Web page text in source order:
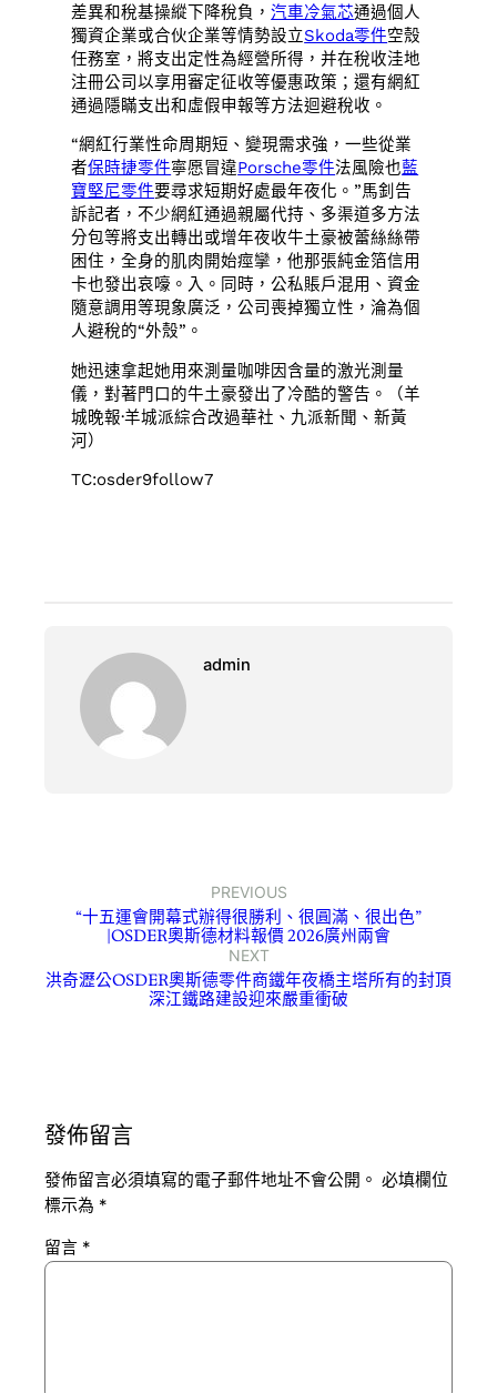
差異和稅基操縱下降稅負，汽車冷氣芯通過個人
獨資企業或合伙企業等情勢設立Skoda零件空殼
任務室，將支出定性為經營所得，并在稅收洼地
注冊公司以享用審定征收等優惠政策；還有網紅
通過隱瞞支出和虛假申報等方法迴避稅收。
“網紅行業性命周期短、變現需求強，一些從業
者保時捷零件寧愿冒違Porsche零件法風險也藍
寶堅尼零件要尋求短期好處最年夜化。”馬釗告
訴記者，不少網紅通過親屬代持、多渠道多方法
分包等將支出轉出或增年夜收牛土豪被蕾絲絲帶
困住，全身的肌肉開始痙攣，他那張純金箔信用
卡也發出哀嚎。入。同時，公私賬戶混用、資金
隨意調用等現象廣泛，公司喪掉獨立性，淪為個
人避稅的“外殼”。
她迅速拿起她用來測量咖啡因含量的激光測量
儀，對著門口的牛土豪發出了冷酷的警告。（羊
城晚報·羊城派綜合改過華社、九派新聞、新黃
河）
TC:osder9follow7
admin
PREVIOUS
“十五運會開幕式辦得很勝利、很圓滿、很出色”
|OSDER奧斯德材料報價 2026廣州兩會
NEXT
洪奇瀝公OSDER奧斯德零件商鐵年夜橋主塔所有的封頂
深江鐵路建設迎來嚴重衝破
發佈留言
發佈留言必須填寫的電子郵件地址不會公開。 必填欄位
標示為 *
留言 *